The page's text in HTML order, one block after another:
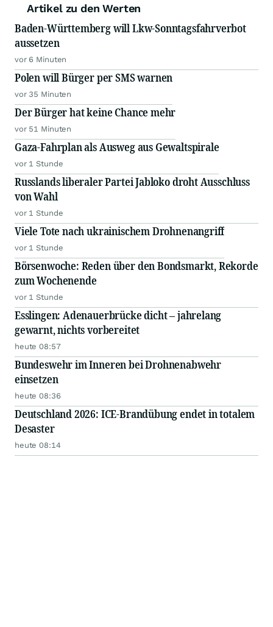
Artikel zu den Werten
Baden-Württemberg will Lkw-Sonntagsfahrverbot
aussetzen
vor 6 Minuten
Polen will Bürger per SMS warnen
vor 35 Minuten
Der Bürger hat keine Chance mehr
vor 51 Minuten
Gaza-Fahrplan als Ausweg aus Gewaltspirale
vor 1 Stunde
Russlands liberaler Partei Jabloko droht Ausschluss
von Wahl
vor 1 Stunde
Viele Tote nach ukrainischem Drohnenangriff
vor 1 Stunde
Börsenwoche: Reden über den Bondsmarkt, Rekorde
zum Wochenende
vor 1 Stunde
Esslingen: Adenauerbrücke dicht – jahrelang
gewarnt, nichts vorbereitet
heute 08:57
Bundeswehr im Inneren bei Drohnenabwehr
einsetzen
heute 08:36
Deutschland 2026: ICE-Brandübung endet in totalem
Desaster
heute 08:14